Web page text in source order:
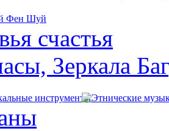
Фен Шуй
счастья
Зеркала